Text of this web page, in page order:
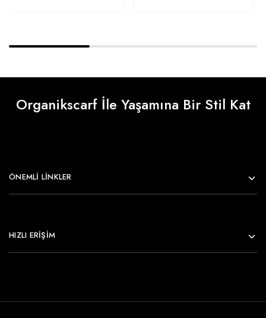
Organikscarf İle Yaşamına Bir Stil Kat
ÖNEMLI LINKLER
HIZLI ERİŞİM